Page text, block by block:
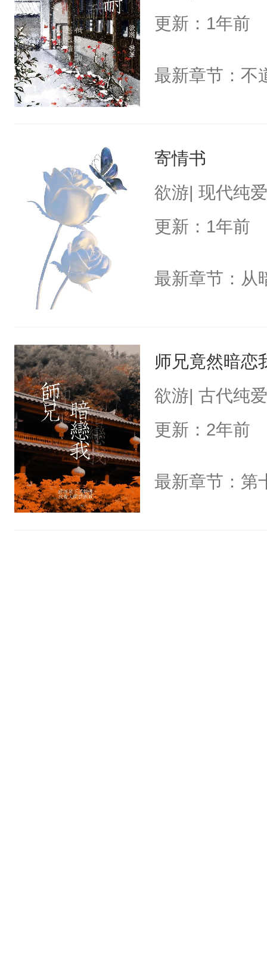
更新：1年前
最新章节：不
寄情书
欲游| 现代纯
更新：1年前
最新章节：从
师兄竟然暗恋
欲游| 古代纯
更新：2年前
最新章节：第